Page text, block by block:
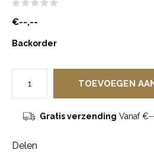
€--,--
Backorder
TOEVOEGEN
Gratis verzending Vanaf
Delen